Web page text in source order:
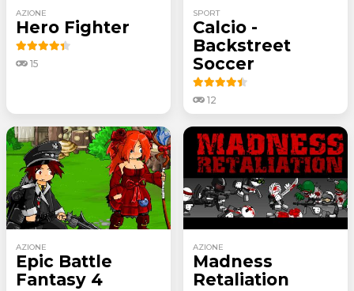
AZIONE
Hero Fighter
15
SPORT
Calcio -
Backstreet
Soccer
12
AZIONE
Epic Battle
Fantasy 4
AZIONE
Madness
Retaliation